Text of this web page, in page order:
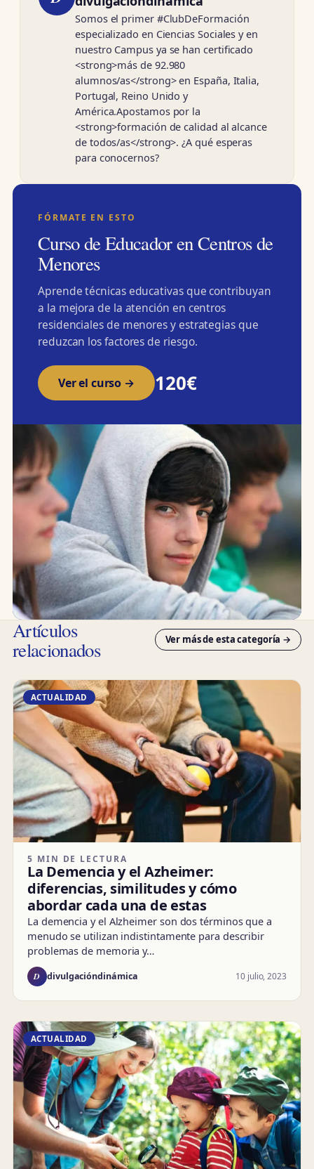
Somos el primer #ClubDeFormación
especializado en Ciencias Sociales y en
nuestro Campus ya se han certificado
<strong>más de 92.980
alumnos/as</strong> en España, Italia,
Portugal, Reino Unido y
América.Apostamos por la
<strong>formación de calidad al alcance
de todos/as</strong>. ¿A qué esperas
para conocernos?
FÓRMATE EN ESTO
Curso de Educador en Centros de
Menores
Aprende técnicas educativas que contribuyan
a la mejora de la atención en centros
residenciales de menores y estrategias que
reduzcan los factores de riesgo.
Ver el curso → 120€
Artículos
relacionados Ver más de esta categoría →
ACTUALIDAD
5 MIN DE LECTURA
La Demencia y el Azheimer:
diferencias, similitudes y cómo
abordar cada una de estas
La demencia y el Alzheimer son dos términos que a
menudo se utilizan indistintamente para describir
problemas de memoria y…
D divulgacióndinámica 10 julio, 2023
ACTUALIDAD